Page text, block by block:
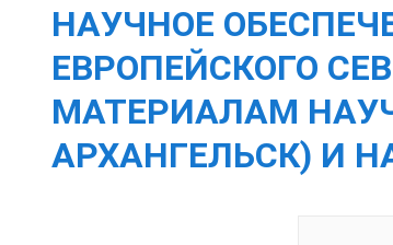
НАУЧНОЕ
ЕВРОПЕЙСКОГО
МАТЕРИАЛАМ
АРХАНГЕЛЬСК) И